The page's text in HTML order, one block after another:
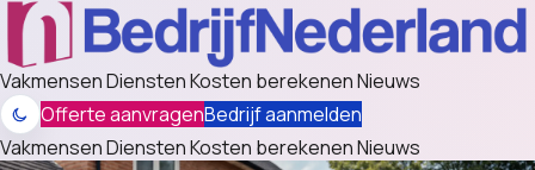
VakmensenDienstenKosten berekenenNieuws
Offerte aanvragenBedrijf aanmelden
VakmensenDienstenKosten berekenenNieuws